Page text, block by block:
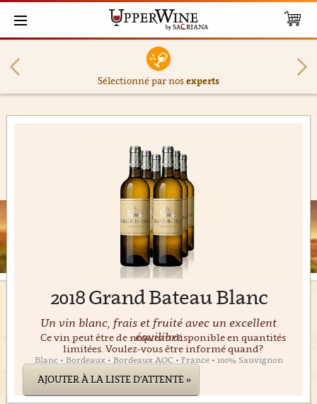
Sélectionné par nosexperts
2018 Grand Bateau Blanc
Un vin blanc, frais et fruité avec un excellent
équilibre
Blanc • Bordeaux • Bordeaux AOC • France • 100% Sauvignon
Ce vin peut être de nouveau disponible en quantités
limitées. Voulez-vous être informé quand?
AJOUTER À LA LISTE D'ATTENTE »